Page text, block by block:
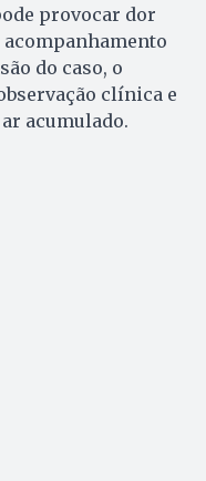
provocar dor
do caso, o
clínica e
acumulado.